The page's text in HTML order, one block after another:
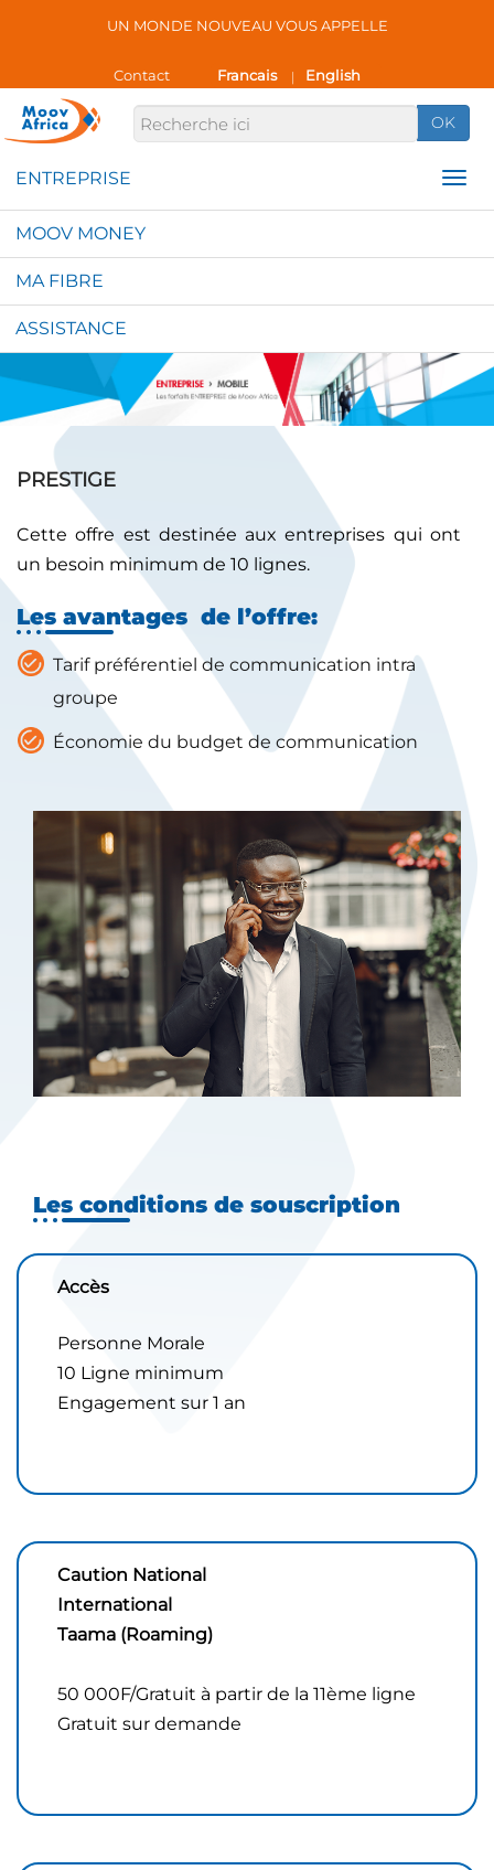
UN MONDE NOUVEAU VOUS APPELLE
Contact Francais | English
OK
MOOV MONEY
MA FIBRE
ASSISTANCE
PRESTIGE
Cette offre est destinée aux entreprises qui ont
un besoin minimum de 10 lignes.
Les avantages de l’offre:
Tarif préférentiel de communication intra
groupe
Économie du budget de communication
Les conditions de souscription
Accès
Personne Morale
10 Ligne minimum
Engagement sur 1 an
Caution National
International
Taama (Roaming)
50 000F/Gratuit à partir de la 11ème ligne
Gratuit sur demande